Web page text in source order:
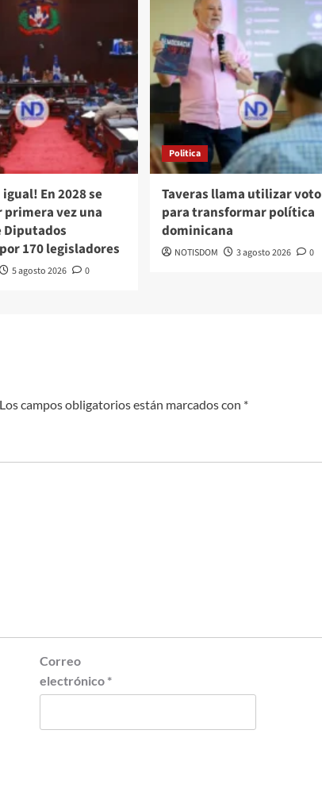
igual! En 2028 se
primera vez una
Diputados
170 legisladores
5 agosto 2026 0
Politica
Taveras llama utilizar voto
para transformar política
dominicana
NOTISDOM 3 agosto 2026 0
Los campos obligatorios están marcados con *
Correo
electrónico *